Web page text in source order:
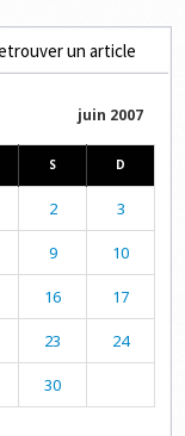
un article
juin 2007
S D
2 3
9 10
16 17
23 24
30